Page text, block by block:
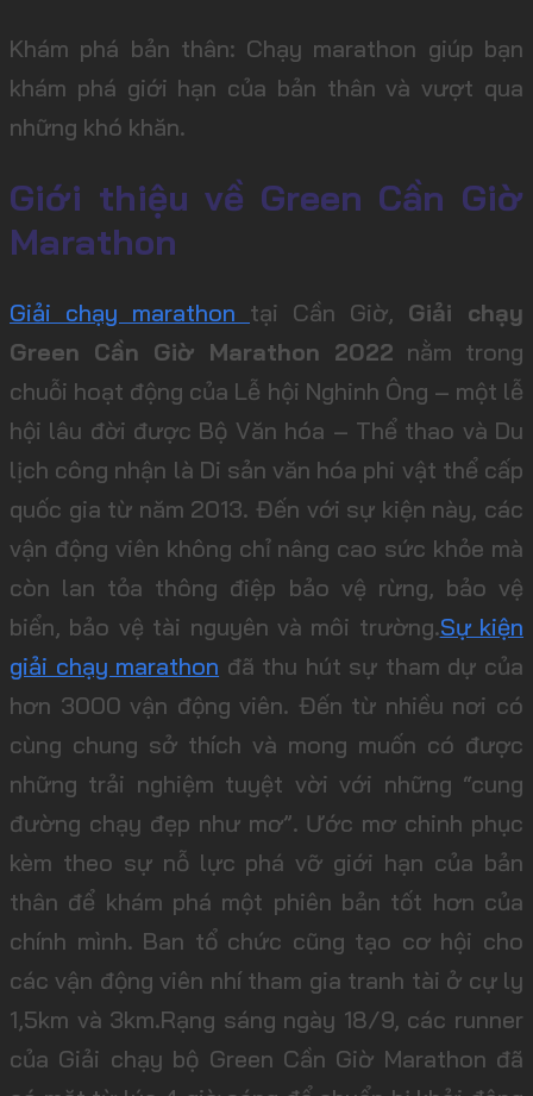
Khám phá bản thân: Chạy marathon giúp bạn
khám phá giới hạn của bản thân và vượt qua
những khó khăn.
Giới thiệu về Green Cần Giờ
Marathon
Giải chạy marathon tại Cần Giờ, Giải chạy
Green Cần Giờ Marathon 2022 nằm trong
chuỗi hoạt động của Lễ hội Nghinh Ông – một lễ
hội lâu đời được Bộ Văn hóa – Thể thao và Du
lịch công nhận là Di sản văn hóa phi vật thể cấp
quốc gia từ năm 2013. Đến với sự kiện này, các
vận động viên không chỉ nâng cao sức khỏe mà
còn lan tỏa thông điệp bảo vệ rừng, bảo vệ
biển, bảo vệ tài nguyên và môi trường.Sự kiện
giải chạy marathon đã thu hút sự tham dự của
hơn 3000 vận động viên. Đến từ nhiều nơi có
cùng chung sở thích và mong muốn có được
những trải nghiệm tuyệt vời với những “cung
đường chạy đẹp như mơ”. Ước mơ chinh phục
kèm theo sự nỗ lực phá vỡ giới hạn của bản
thân để khám phá một phiên bản tốt hơn của
chính mình. Ban tổ chức cũng tạo cơ hội cho
các vận động viên nhí tham gia tranh tài ở cự ly
1,5km và 3km.Rạng sáng ngày 18/9, các runner
của Giải chạy bộ Green Cần Giờ Marathon đã